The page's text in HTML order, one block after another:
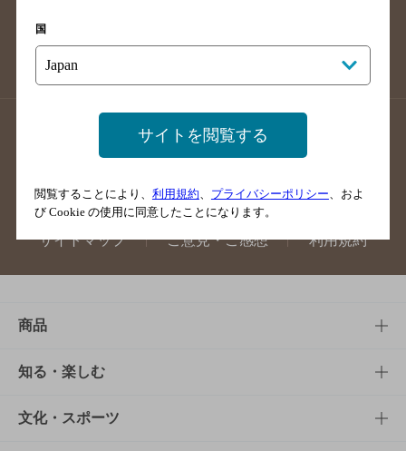
店舗登録方法のご案内
店舗情報更新方法のご案内
掲載店舗様ログイン
サイトマップ ご意見・ご感想 利用規約
商品
商品TOP
商品一覧
知る・楽しむ
知る・楽しむTOP
文化・スポーツ
国
サイトを閲覧する
閲覧することにより、 利用規約 プライバシーポリシー 、およ
び Cookie の使用に同意したことになります。